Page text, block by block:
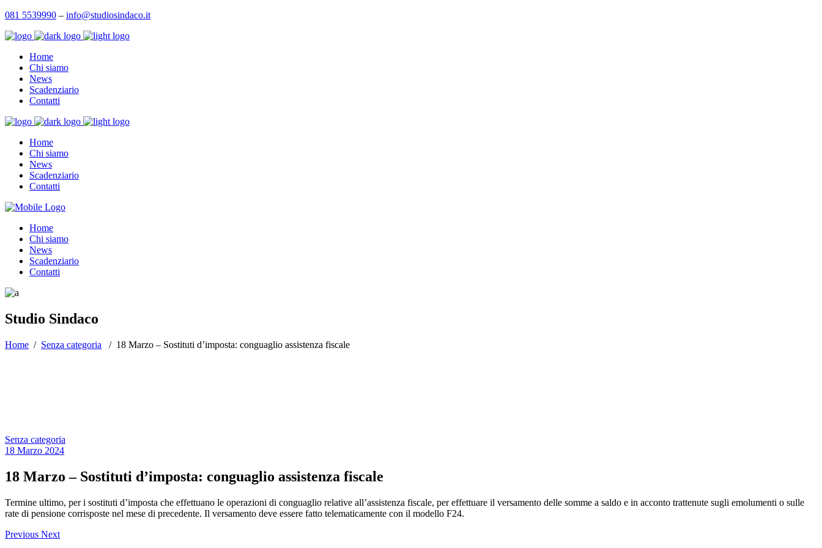
081 5539990 – info@studiosindaco.it
Home
Chi siamo
News
Scadenziario
Contatti
Home
Chi siamo
News
Scadenziario
Contatti
Home
Chi siamo
News
Scadenziario
Contatti
Studio Sindaco
Home / Senza categoria / 18 Marzo – Sostituti d’imposta: conguaglio assistenza fiscale
Senza categoria
18 Marzo 2024
18 Marzo – Sostituti d’imposta: conguaglio assistenza fiscale
Termine ultimo, per i sostituti d’imposta che effettuano le operazioni di conguaglio relative all’assistenza fiscale, per effettuare il versamento delle somme a saldo e in acconto trattenute sugli emolumenti o sulle
rate di pensione corrisposte nel mese di precedente. Il versamento deve essere fatto telematicamente con il modello F24.
Previous Next